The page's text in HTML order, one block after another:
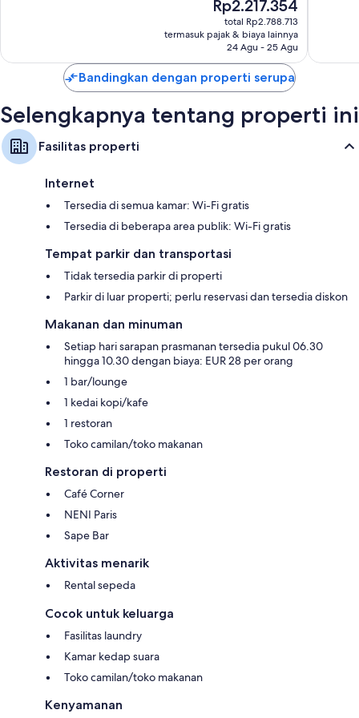
sekarang
Rp2.217.354
Rp2.217.354
total Rp2.788.713
termasuk pajak & biaya lainnya
24 Agu - 25 Agu
Bandingkan dengan properti serupa
Selengkapnya tentang properti ini
Fasilitas properti
Internet
Tersedia di semua kamar: Wi-Fi gratis
Tersedia di beberapa area publik: Wi-Fi gratis
Tempat parkir dan transportasi
Tidak tersedia parkir di properti
Parkir di luar properti; perlu reservasi dan tersedia diskon
Makanan dan minuman
Setiap hari sarapan prasmanan tersedia pukul 06.30
hingga 10.30 dengan biaya: EUR 28 per orang
1 bar/lounge
1 kedai kopi/kafe
1 restoran
Toko camilan/toko makanan
Restoran di properti
Café Corner
NENI Paris
Sape Bar
Aktivitas menarik
Rental sepeda
Cocok untuk keluarga
Fasilitas laundry
Kamar kedap suara
Toko camilan/toko makanan
Kenyamanan